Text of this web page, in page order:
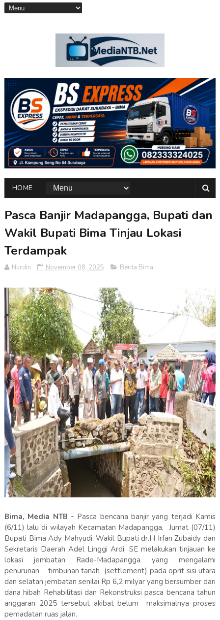
HOME
Pasca Banjir Madapangga, Bupati dan
Wakil Bupati Bima Tinjau Lokasi
Terdampak
Nurdin November 08, 2025 Berita Bima
Bima, Media NTB - Pasca bencana banjir yang terjadi Kamis
(6/11) lalu di wilayah Kecamatan Madapangga, Jumat (07/11)
Bupati Bima Ady Mahyudi, Wakil Bupati dr.H Irfan Zubaidy dan
Sekretaris Daerah Adel Linggi Ardi, SE melakukan tinjauan ke
lokasi jembatan Rade-Madapangga yang mengalami
penurunan timbunan tanah (settlement) pada oprit sisi utara
dan selatan jembatan senilai Rp 6,2 milyar yang bersumber dari
dana hibah Rehabilitasi dan Rekonstruksi pasca bencana tahun
anggaran 2025 tersebut akibat belum maksimalnya proses
pemadatan ruas jalan.